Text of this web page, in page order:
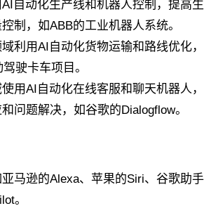
自动化生产线和机器人控制，提高生
制，如ABB的工业机器人系统。
利用AI自动化货物运输和路线优化，
驶卡车项目。
用AI自动化在线客服和聊天机器人，
问题解决，如谷歌的Dialogflow。
马逊的Alexa、苹果的Siri、谷歌助手
。